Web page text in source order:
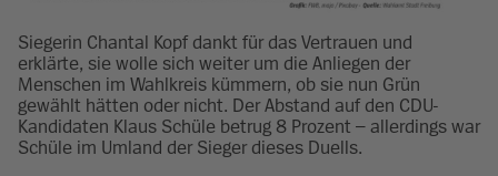
Siegerin Chantal Kopf dankt für das Vertrauen und
erklärte, sie wolle sich weiter um die Anliegen der
Menschen im Wahlkreis kümmern, ob sie nun Grün
gewählt hätten oder nicht. Der Abstand auf den CDU-
Kandidaten Klaus Schüle betrug 8 Prozent – allerdings war
Schüle im Umland der Sieger dieses Duells.